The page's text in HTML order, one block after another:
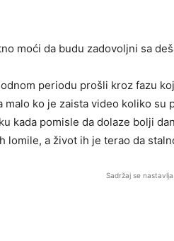
moći da budu zadovoljni sa
periodu prošli kroz fazu
malo ko je zaista video koliko
kada pomisle da dolaze bolji
lomile, a život ih je terao da
Sadržaj se